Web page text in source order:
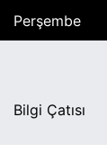
Perşembe
Ağustos 6,
Bilgi Çatısı